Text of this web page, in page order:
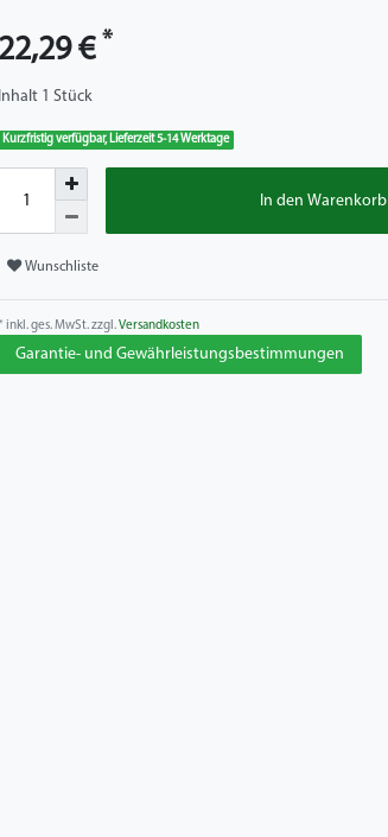
22,29 € *
Inhalt 1 Stück
Kurzfristig verfügbar, Lieferzeit 5-14 Werktage
In den Warenkorb
Wunschliste
inkl. ges. MwSt. zzgl.Versandkosten
Garantie- und Gewährleistungsbestimmungen